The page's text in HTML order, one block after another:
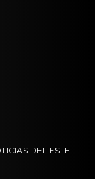
DEL ESTE